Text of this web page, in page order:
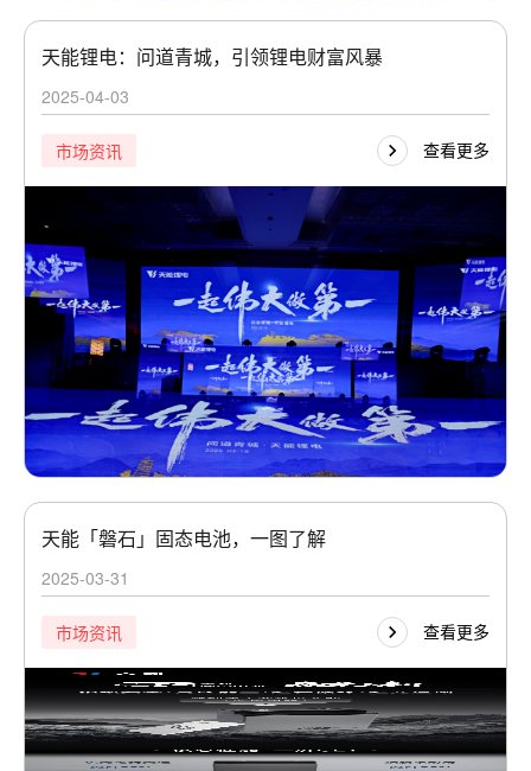
‌天能锂电：问道青城，引领锂电财富风暴
2025-04-03
市场资讯 查看更多
天能「磐石」固态电池，一图了解
2025-03-31
市场资讯 查看更多